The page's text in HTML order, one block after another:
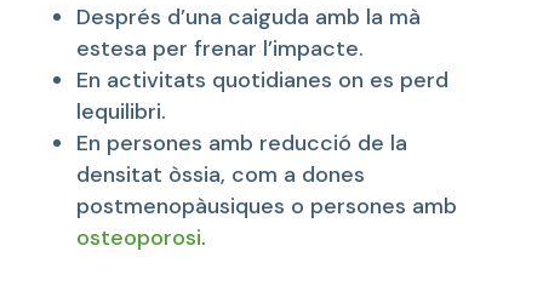
Després d’una caiguda amb la mà
estesa per frenar l’impacte.
En activitats quotidianes on es perd
lequilibri.
En persones amb reducció de la
densitat òssia, com a dones
postmenopàusiques o persones amb
osteoporosi.